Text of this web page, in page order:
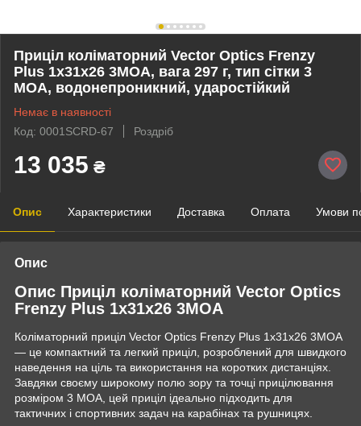
Приціл коліматорний Vector Optics Frenzy
Plus 1x31x26 3MOA, вага 297 г, тип сітки 3
MOA, водонепроникний, ударостійкий
Немає в наявності
Код: 0001SCRD-67
Роздріб
13 035 ₴
Опис Характеристики Доставка Оплата Умови
Опис
Опис Приціл коліматорний Vector Optics
Frenzy Plus 1x31x26 3MOA
Коліматорний приціл Vector Optics Frenzy Plus 1x31x26 3MOA
— це компактний та легкий приціл, розроблений для швидкого
наведення на ціль та використання на коротких дистанціях.
Завдяки своєму широкому полю зору та точці прицілювання
розміром 3 MOA, цей приціл ідеально підходить для
тактичних і спортивних задач на карабінах та рушницях.